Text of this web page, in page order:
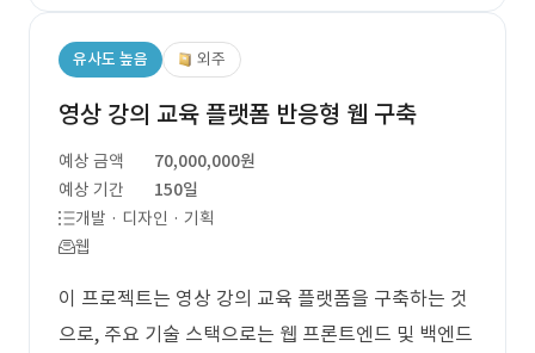
유사도 높음 외주
영상 강의 교육 플랫폼 반응형 웹 구축
예상 금액
70,000,000원
예상 기간
150일
개발 · 디자인 · 기획
웹
이 프로젝트는 영상 강의 교육 플랫폼을 구축하는 것
으로, 주요 기술 스택으로는 웹 프론트엔드 및 백엔드